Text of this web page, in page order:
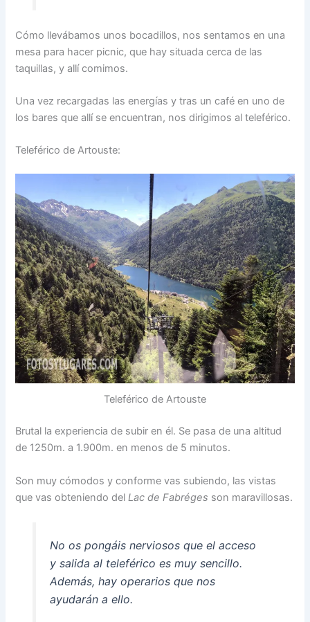
Cómo llevábamos unos bocadillos, nos sentamos en una
mesa para hacer picnic, que hay situada cerca de las
taquillas, y allí comimos.
Una vez recargadas las energías y tras un café en uno de
los bares que allí se encuentran, nos dirigimos al teleférico.
Teleférico de Artouste:
Teleférico de Artouste
Brutal la experiencia de subir en él. Se pasa de una altitud
de 1250m. a 1.900m. en menos de 5 minutos.
Son muy cómodos y conforme vas subiendo, las vistas
que vas obteniendo delLac de Fabréges son maravillosas.
No os pongáis nerviosos que el acceso
y salida al teleférico es muy sencillo.
Además, hay operarios que nos
ayudarán a ello.